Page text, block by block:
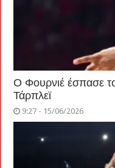
Ο Φουρνιέ έσπασε
Τάρπλεϊ
9:27 - 15/06/2026